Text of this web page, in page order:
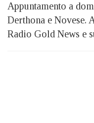
Appuntamento a
Derthona e Novese.
Radio Gold News e